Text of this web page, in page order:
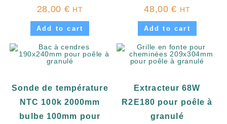
28,00 € HT
Add to cart
48,00€ HT
Add to cart
Sonde de température
NTC 100k 2000mm
bulbe 100mm pour
Extracteur 68W
R2E180 pour poêle à
granulé